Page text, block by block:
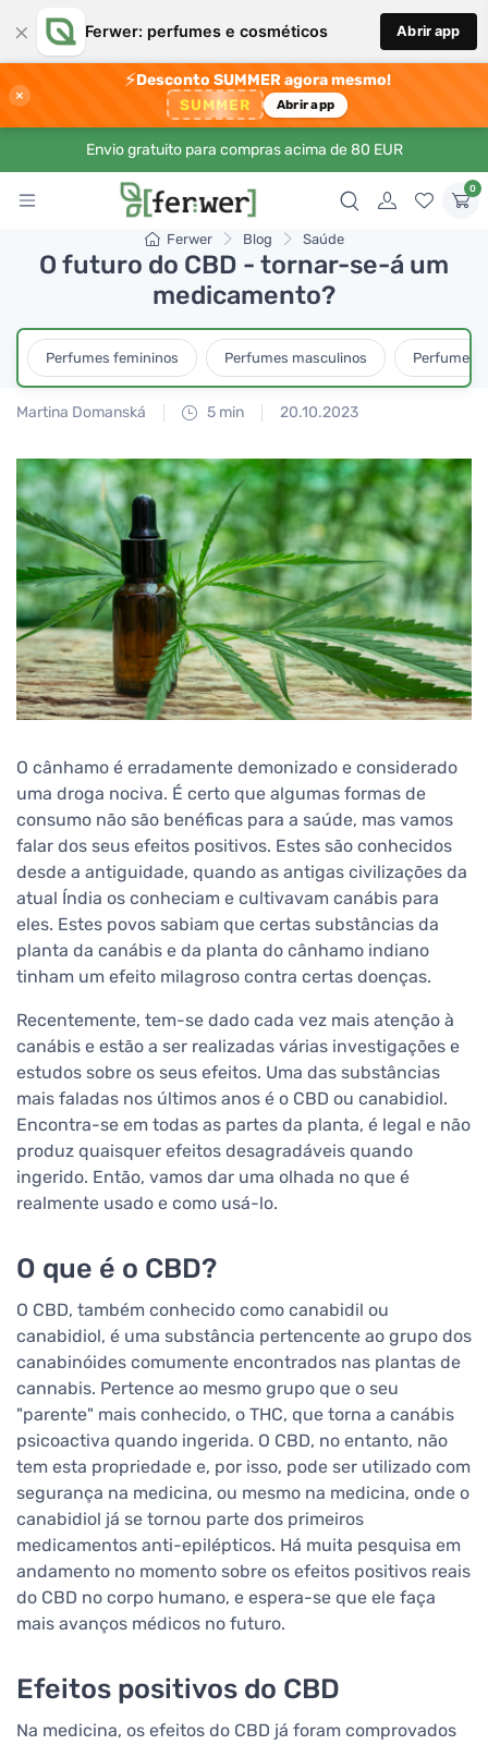
× Ferwer: perfumes e cosméticos Abrir app
×
⚡Desconto SUMMER agora mesmo!
SUMMER Abrir app
Envio gratuito para compras acima de 80 EUR
0
Ferwer Blog Saúde
O futuro do CBD - tornar-se-á um
medicamento?
Perfumes femininos Perfumes masculinos Perfumes
Martina Domanská 5 min 20.10.2023
O cânhamo é erradamente demonizado e considerado
uma droga nociva. É certo que algumas formas de
consumo não são benéficas para a saúde, mas vamos
falar dos seus efeitos positivos. Estes são conhecidos
desde a antiguidade, quando as antigas civilizações da
atual Índia os conheciam e cultivavam canábis para
eles. Estes povos sabiam que certas substâncias da
planta da canábis e da planta do cânhamo indiano
tinham um efeito milagroso contra certas doenças.
Recentemente, tem-se dado cada vez mais atenção à
canábis e estão a ser realizadas várias investigações e
estudos sobre os seus efeitos. Uma das substâncias
mais faladas nos últimos anos é o CBD ou canabidiol.
Encontra-se em todas as partes da planta, é legal e não
produz quaisquer efeitos desagradáveis quando
ingerido. Então, vamos dar uma olhada no que é
realmente usado e como usá-lo.
O que é o CBD?
O CBD, também conhecido como canabidil ou
canabidiol, é uma substância pertencente ao grupo dos
canabinóides comumente encontrados nas plantas de
cannabis. Pertence ao mesmo grupo que o seu
"parente" mais conhecido, o THC, que torna a canábis
psicoactiva quando ingerida. O CBD, no entanto, não
tem esta propriedade e, por isso, pode ser utilizado com
segurança na medicina, ou mesmo na medicina, onde o
canabidiol já se tornou parte dos primeiros
medicamentos anti-epilépticos. Há muita pesquisa em
andamento no momento sobre os efeitos positivos reais
do CBD no corpo humano, e espera-se que ele faça
mais avanços médicos no futuro.
Efeitos positivos do CBD
Na medicina, os efeitos do CBD já foram comprovados